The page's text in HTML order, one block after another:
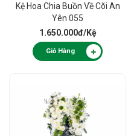
Kệ Hoa Chia Buồn Về Cõi An
Yên 055
1.650.000đ/Kệ
Giỏ Hàng